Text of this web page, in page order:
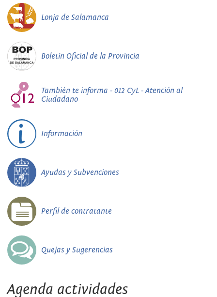
Lonja de Salamanca
Boletín Oficial de la Provincia
También te informa - 012 CyL - Atención al
Ciudadano
Información
Ayudas y Subvenciones
Perfil de contratante
Quejas y Sugerencias
Agenda actividades